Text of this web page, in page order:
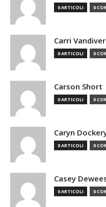
0 ARTICOLI 0
Carri Vandiver
0 ARTICOLI 0
Carson Short
0 ARTICOLI 0
Caryn
0 ARTICOLI 0
Casey
0 ARTICOLI 0